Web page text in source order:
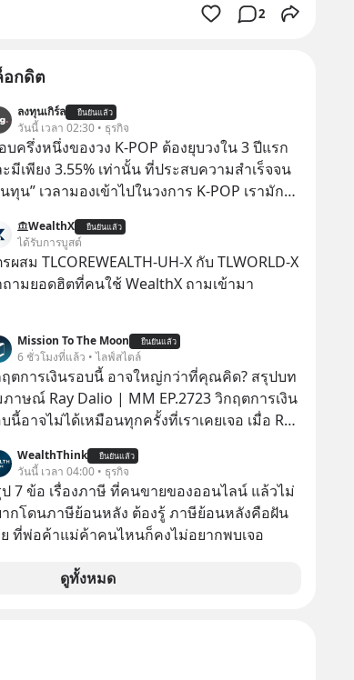
2
อกดิต
ลงทุนเกิร์ล ยืนยันแล้ว
วันนี้ เวลา 02:30 • ธุรกิจ
บครึ่งหนึ่งของวง K-POP ต้องยุบวงใน 3 ปีแรก
มีเพียง 3.55% เท่านั้น ที่ประสบความสำเร็จจน
ทุน” เวลามองเข้าไปในวงการ K-POP เรามักจะ
ดับสเตเดียม และยอดขายอัลบัมถล่มทลายจากวง
อปอย่าง BTS, BLACKPINK หรือ SEVENTEEN
WealthX ยืนยันแล้ว
ได้รับการบูสต์
ผสม TLCOREWEALTH-UH-X กับ TLWORLD-X
ามยอดฮิตที่คนใช้ WealthX ถามเข้ามา
Mission To The Moon ยืนยันแล้ว
6 ชั่วโมงที่แล้ว • ไลฟ์สไตล์
ตการเงินรอบนี้ อาจใหญ่กว่าที่คุณคิด? สรุปบท
าษณ์ Ray Dalio | MM EP.2723 วิกฤตการเงิน
นี้อาจไม่ได้เหมือนทุกครั้งที่เราเคยเจอ เมื่อ Ray
ลายครั้ง ออกมาส่งสัญญาณเตือนระเบิดเวลา
หม่ที่กำลังก่อตัวขึ้น จาก "ระเบิดหนี้สิน
ศาล" ผสานเข้ากับ "ฟองสบู่กระแส AI" ที่ผู้คน
แห่ไล่ราคาอย่างบ้าคลั่ง บทเรียนจาก
ลังจะเปลี่ยนมือไปในทิศทางไหน? และเราควร
มืออย่างไรก่อนที่ทุกอย่างจะสายเกินไป? ร่วม
WealthThink ยืนยันแล้ว
วันนี้ เวลา 04:00 • ธุรกิจ
7 ข้อ เรื่องภาษี ที่คนขายของออนไลน์ แล้วไม่
กโดนภาษีย้อนหลัง ต้องรู้ ภาษีย้อนหลังคือฝัน
ที่พ่อค้าแม่ค้าคนไหนก็คงไม่อยากพบเจอ
ดูทั้งหมด